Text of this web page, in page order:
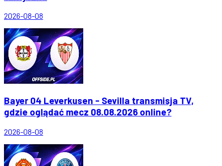
2026-08-08
Bayer 04 Leverkusen - Sevilla transmisja TV,
gdzie oglądać mecz 08.08.2026 online?
2026-08-08